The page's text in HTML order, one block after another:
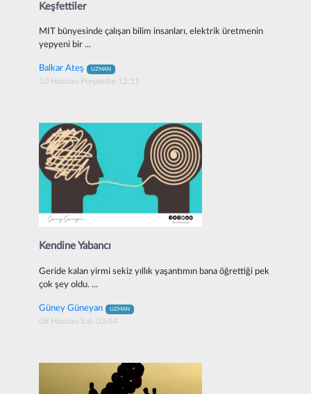
Keşfettiler
MIT bünyesinde çalışan bilim insanları, elektrik üretmenin
yepyeni bir ...
Balkar Ateş UZMAN
10 Haziran Perşembe 12:11
Kendine Yabancı
Geride kalan yirmi sekiz yıllık yaşantımın bana öğrettiği pek
çok şey oldu. ...
Güney Güneyan UZMAN
08 Haziran Salı 03:44